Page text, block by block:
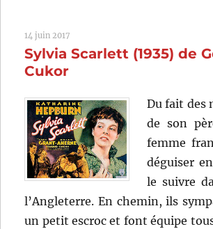
ville
14 juin 2017
Sylvia Scarlett (1935) de
Cukor
Du fait des
de son
femme
déguiser
le suivre
l’Angleterre. En chemin, ils
un petit escroc et font équipe